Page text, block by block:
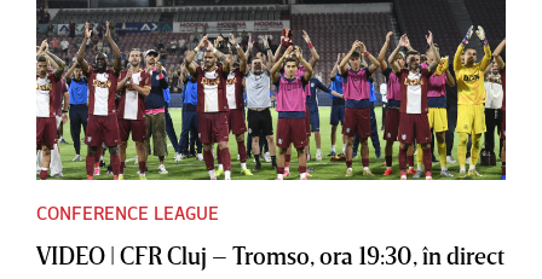
CONFERENCE LEAGUE
VIDEO | CFR Cluj – Tromso, ora 19:30, în direct